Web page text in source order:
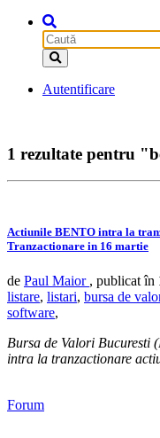
Autentificare
1 rezultate pentru
Actiunile BENTO intra la
Tranzactionare in 16 martie
de Paul Maior , publicat în
listare, listari, bursa de
software,
Bursa de Valori Bucuresti
intra la tranzactionare
Forum